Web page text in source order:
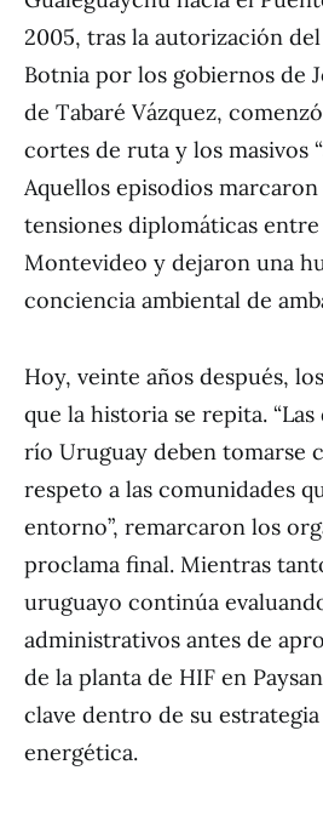
2005, tras la autorización
Botnia por los gobiernos de
de Tabaré Vázquez,
cortes de ruta y los masivos
Aquellos episodios marcaron
tensiones diplomáticas
Montevideo y dejaron una
conciencia ambiental de
Hoy, veinte años después,
que la historia se repita.
río Uruguay deben tomarse
respeto a las comunidades
entorno”, remarcaron los
proclama final. Mientras
uruguayo continúa
administrativos antes de
de la planta de HIF en
clave dentro de su
energética.